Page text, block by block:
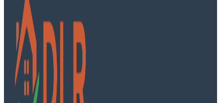
DLR Vastgoedonderhoud B.V.
Minervaweg 5
8239 DL Lelystad
Kvk: 97665134